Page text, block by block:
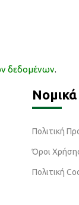
δεδομένων.
Πολιτική
Όροι
Πολιτική